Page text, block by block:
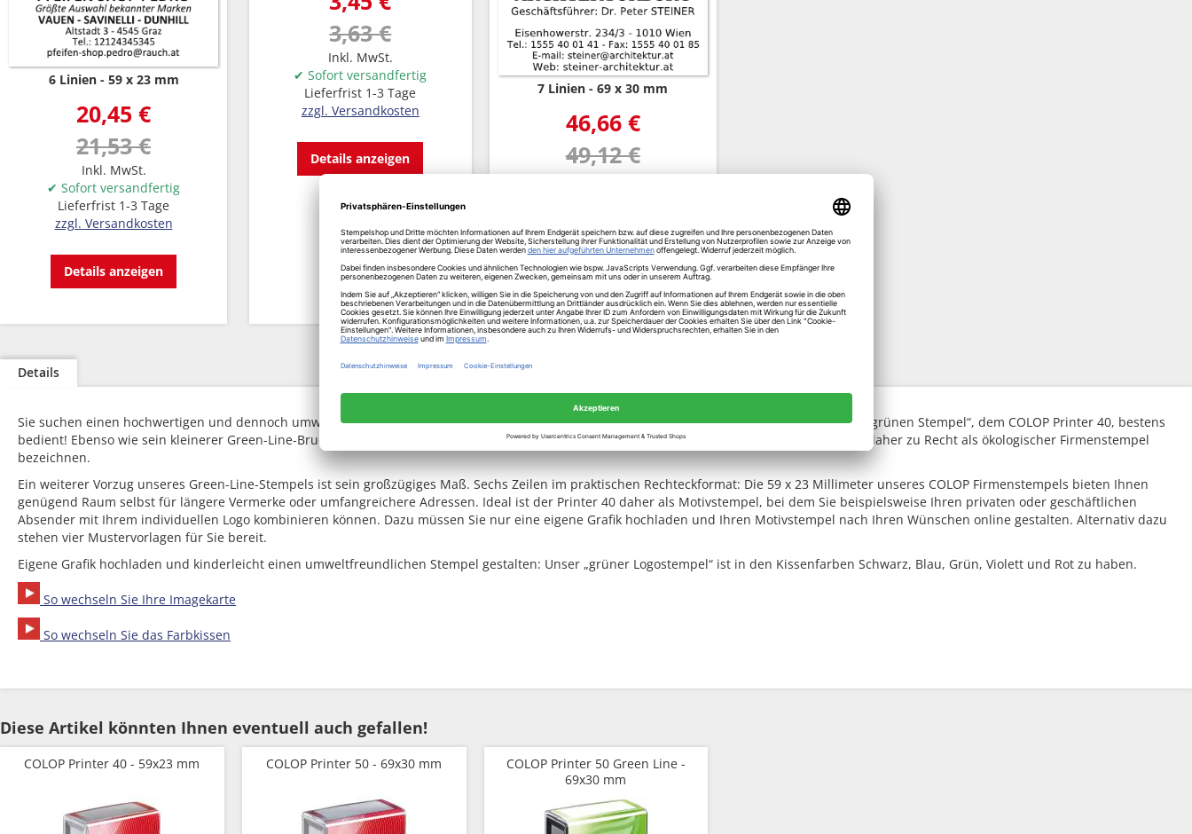
6 Linien 59 x 23 mm
20,45 €
21,53 €
Inkl. MwSt.
✔ Sofort versandfertig
Lieferfrist 1-3 Tage
zzgl. Versandkosten
Details anzeigen
3,63 €
Inkl. MwSt.
✔ Sofort versandfertig
Lieferfrist 1-3 Tage
zzgl. Versandkosten
Details anzeigen
7 Linien 69 x 30 mm
46,66 €
49,12 €
zzgl. Versandkosten
Details anzeigen
Details
Sie suchen einen hochwertigen und dennoch umweltfreundlichen Logostempel, den Sie online gestalten können? Dann sind Sie mit unserem „grünen Stempel“, dem COLOP Printer 40, bestens
bedient! Ebenso wie sein kleinerer Green-Line-Bruder wird auch der COLOP Printer 40 aus 80 % Recycling-Kunststoff hergestellt und darf sich daher zu Recht als ökologischer Firmenstempel
bezeichnen.
Ein weiterer Vorzug unseres Green-Line-Stempels ist sein großzügiges Maß. Sechs Zeilen im praktischen Rechteckformat: Die 59 x 23 Millimeter unseres COLOP Firmenstempels bieten Ihnen
genügend Raum selbst für längere Vermerke oder umfangreichere Adressen. Ideal ist der Printer 40 daher als Motivstempel, bei dem Sie beispielsweise Ihren privaten oder geschäftlichen
Absender mit Ihrem individuellen Logo kombinieren können. Dazu müssen Sie nur eine eigene Grafik hochladen und Ihren Motivstempel nach Ihren Wünschen online gestalten. Alternativ dazu
stehen vier Mustervorlagen für Sie bereit.
Eigene Grafik hochladen und kinderleicht einen umweltfreundlichen Stempel gestalten: Unser „grüner Logostempel“ ist in den Kissenfarben Schwarz, Blau, Grün, Violett und Rot zu haben.
So wechseln Sie Ihre Imagekarte
So wechseln Sie das Farbkissen
Diese Artikel könnten Ihnen eventuell auch gefallen!
COLOP Printer 40 - 59x23 mm COLOP Printer 50 - 69x30 mm
COLOP Printer 50 Green Line -
69x30 mm